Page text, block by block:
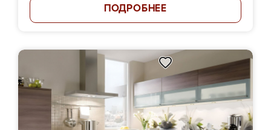
ПОДРОБНЕЕ